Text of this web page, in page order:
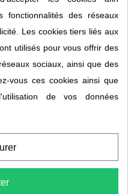
Myrtille N°21
SANOTINT
8,00 €
fonctionnalités des réseaux
Les cookies tiers liés aux
utilisés pour vous offrir des
sociaux, ainsi que des
vous ces cookies ainsi que
de vos données